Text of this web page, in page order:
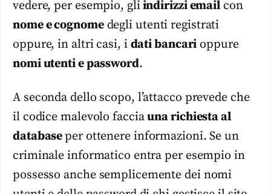
vedere, per esempio, gliindirizzi email con
nome e cognomedegli utenti registrati
oppure, in altri casi, i dati bancari oppure
nomi utenti e password.
A seconda dello scopo, l’attacco prevede che
il codice malevolo facciauna richiesta al
databaseper ottenere informazioni. Se un
criminale informatico entra per esempio in
possesso anche semplicemente dei nomi